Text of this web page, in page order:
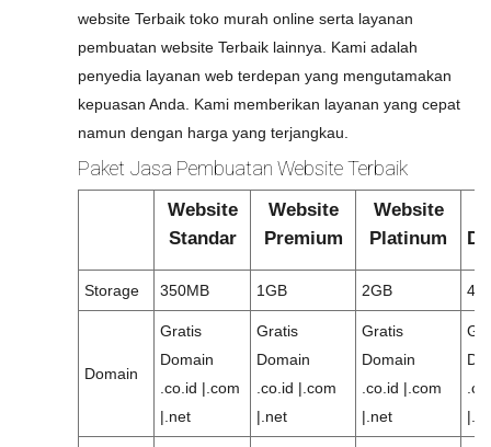
website Terbaik toko murah online serta layanan
pembuatan website Terbaik lainnya. Kami adalah
penyedia layanan web terdepan yang mengutamakan
kepuasan Anda. Kami memberikan layanan yang cepat
namun dengan harga yang terjangkau.
Paket Jasa Pembuatan Website Terbaik
Website
Standar
Website
Premium
Website
Platinum
Storage 350MB 1GB 2GB
Domain
Gratis
Domain
.co.id |.com
|.net
Gratis
Domain
.co.id |.com
|.net
Gratis
Domain
.co.id |.com
|.net